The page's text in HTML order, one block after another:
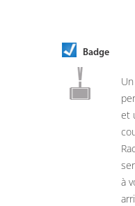
Badge
et
à